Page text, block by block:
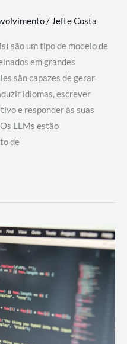
/ Jefte Costa
são um tipo de modelo de
em grandes
são capazes de gerar
idiomas, escrever
e responder às suas
LLMs estão
de